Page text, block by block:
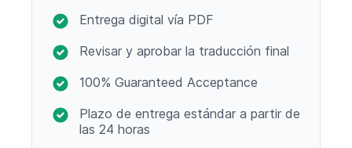
Entrega digital vía PDF
Revisar y aprobar la traducción final
100% Guaranteed Acceptance
Plazo de entrega estándar a partir de
las 24 horas